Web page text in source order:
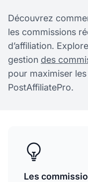
Découvrez
les commissions
d’affiliation.
gestion des
pour maximiser
PostAffiliatePro.
Les